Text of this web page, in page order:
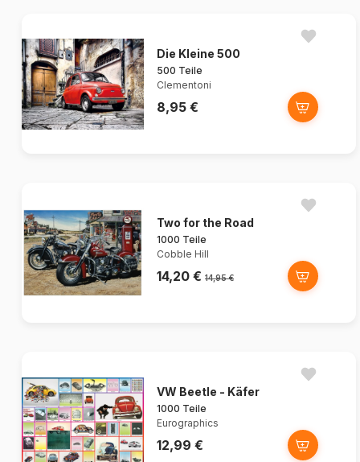
Die Kleine 500
500 Teile
Clementoni
8,95 €
Two for the Road
1000 Teile
Cobble Hill
14,20 € 14,95 €
VW Beetle - Käfer
1000 Teile
Eurographics
12,99 €